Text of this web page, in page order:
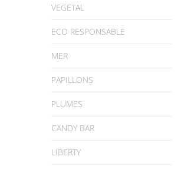
VEGETAL
ECO RESPONSABLE
MER
PAPILLONS
PLUMES
CANDY BAR
LIBERTY